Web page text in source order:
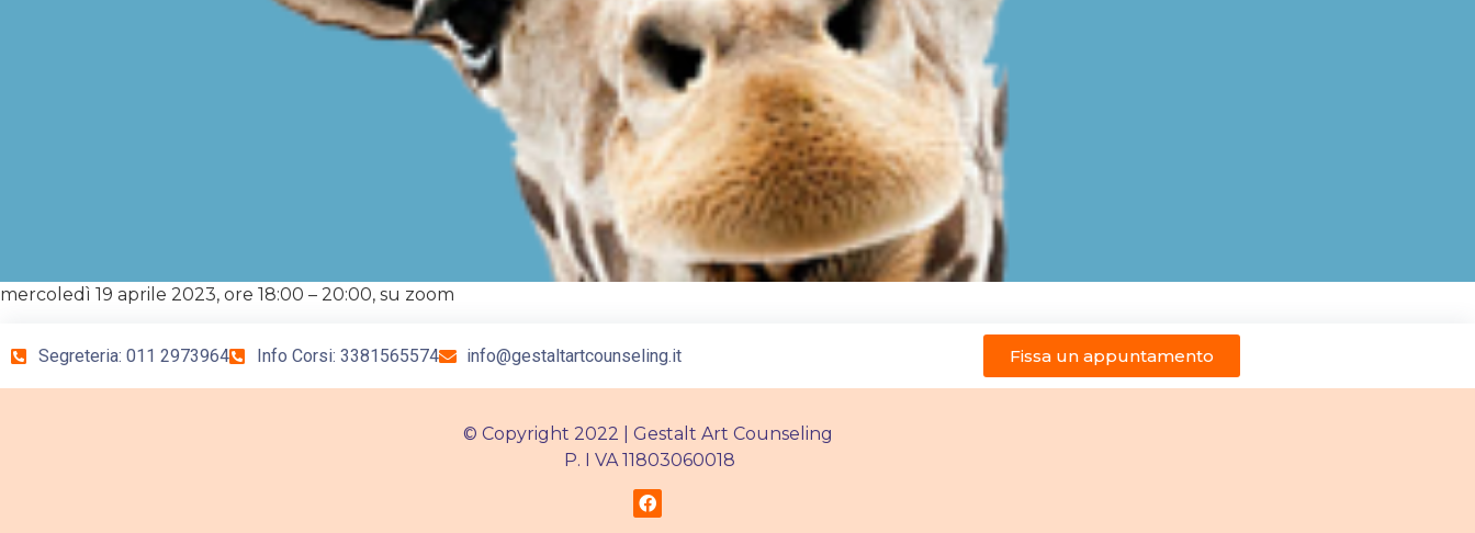
mercoledì 19 aprile 2023, ore 18:00 – 20:00, su zoom
Segreteria: 011 2973964 Info Corsi: 3381565574 info@gestaltartcounseling.it Fissa un appuntamento
© Copyright 2022 | Gestalt Art Counseling
P. I VA 11803060018